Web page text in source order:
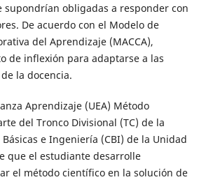
supondrían obligadas a responder con
De acuerdo con el Modelo de
del Aprendizaje (MACCA),
de inflexión para adaptarse a las
la docencia.
Aprendizaje (UEA) Método
del Tronco Divisional (TC) de la
e Ingeniería (CBI) de la Unidad
que el estudiante desarrolle
el método científico en la solución de